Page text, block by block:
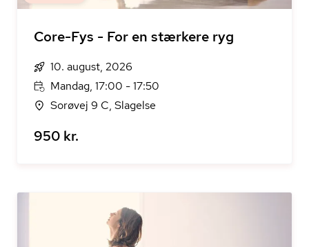
Core-Fys - For en stærkere ryg
10. august, 2026
Mandag, 17:00 - 17:50
Sorøvej 9 C, Slagelse
950 kr.